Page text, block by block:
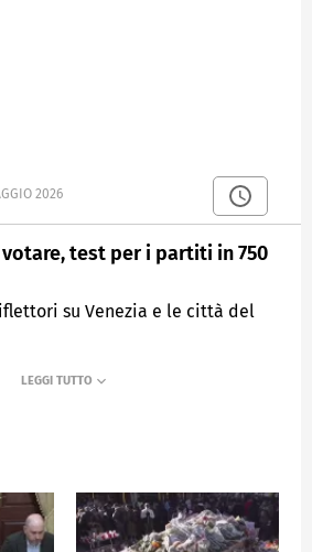
2026
test per i partiti in 750
su Venezia e le città del